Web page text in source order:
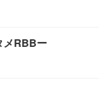
メRBBー